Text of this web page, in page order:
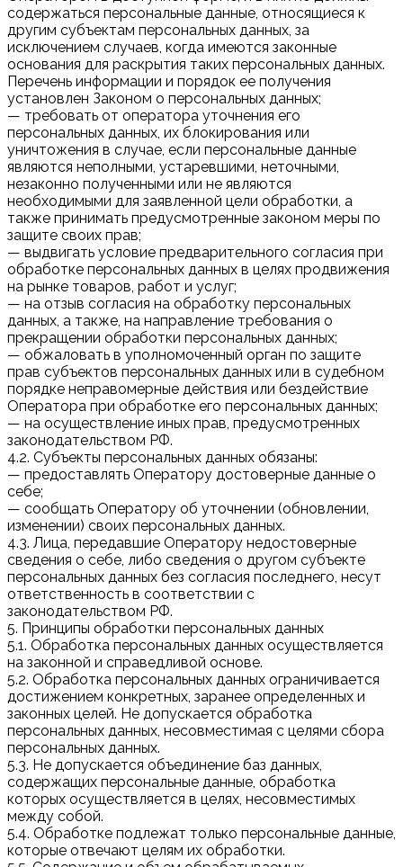
содержаться персональные данные, относящиеся к
другим субъектам персональных данных, за
исключением случаев, когда имеются законные
основания для раскрытия таких персональных данных.
Перечень информации и порядок ее получения
установлен Законом о персональных данных;
— требовать от оператора уточнения его
персональных данных, их блокирования или
уничтожения в случае, если персональные данные
являются неполными, устаревшими, неточными,
незаконно полученными или не являются
необходимыми для заявленной цели обработки, а
также принимать предусмотренные законом меры по
защите своих прав;
— выдвигать условие предварительного согласия при
обработке персональных данных в целях продвижения
на рынке товаров, работ и услуг;
— на отзыв согласия на обработку персональных
данных, а также, на направление требования о
прекращении обработки персональных данных;
— обжаловать в уполномоченный орган по защите
прав субъектов персональных данных или в судебном
порядке неправомерные действия или бездействие
Оператора при обработке его персональных данных;
— на осуществление иных прав, предусмотренных
законодательством РФ.
4.2. Субъекты персональных данных обязаны:
— предоставлять Оператору достоверные данные о
себе;
— сообщать Оператору об уточнении (обновлении,
изменении) своих персональных данных.
4.3. Лица, передавшие Оператору недостоверные
сведения о себе, либо сведения о другом субъекте
персональных данных без согласия последнего, несут
ответственность в соответствии с
законодательством РФ.
5. Принципы обработки персональных данных
5.1. Обработка персональных данных осуществляется
на законной и справедливой основе.
5.2. Обработка персональных данных ограничивается
достижением конкретных, заранее определенных и
законных целей. Не допускается обработка
персональных данных, несовместимая с целями сбора
персональных данных.
5.3. Не допускается объединение баз данных,
содержащих персональные данные, обработка
которых осуществляется в целях, несовместимых
между собой.
5.4. Обработке подлежат только персональные данные,
которые отвечают целям их обработки.